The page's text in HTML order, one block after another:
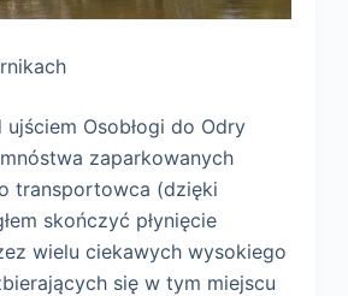
Osobłogi do Odry
zaparkowanych
transportowca (dzięki
skończyć płynięcie
wielu ciekawych wysokiego
się w tym miejscu